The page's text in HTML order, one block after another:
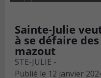
Sainte-Julie
à se défaire
mazout
STE-JULIE -
Publié le 12 janvier